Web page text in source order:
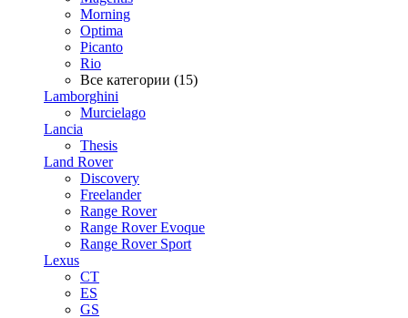
Morning
Optima
Picanto
Rio
Все категории (15)
Lamborghini
Murcielago
Lancia
Thesis
Land Rover
Discovery
Freelander
Range Rover
Range Rover Evoque
Range Rover Sport
Lexus
CT
ES
GS